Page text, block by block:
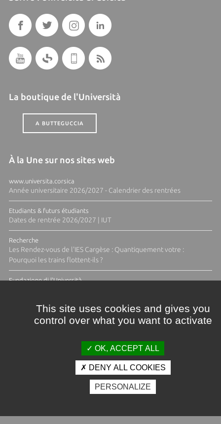
La boutique de l'Università
A BUTTEGUCCIA
À la Une sur nos sites web
www.universita.corsica
Année universitaire 2026/2027 - Calendrier des rentrées
Etudiants & futurs étudiants
Dates de rentrée 2026/2027 | IUT
Recherche
Les Rendez-vous de l'IES Cargèse : Quantiquement votre :
Pourquoi les trains flottent-ils ?
Fundazione di l'Università
Crédits et mentions légales
Espace presse
Photothèque
This site uses cookies and gives you
control over what you want to activate
OK, ACCEPT ALL
DENY ALL COOKIES
PERSONALIZE